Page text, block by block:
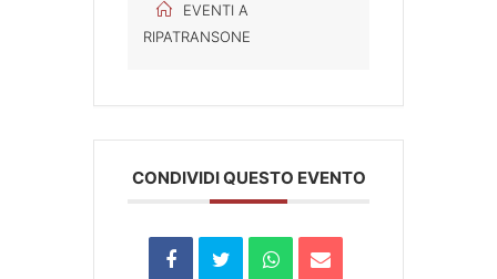
EVENTI A
RIPATRANSONE
CONDIVIDI QUESTO EVENTO